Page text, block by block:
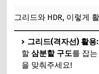
구도와 앵글:
삼분할 구도
다양한 앵글 (
그리드와 HDR, 이렇게
그리드(격자선) 활용:
할 삼분할 구도를 잡
을 맞춰주세요!